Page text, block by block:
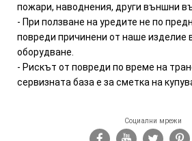
пожари, наводнения, други външни
- При ползване на уредите не по
повреди причинени от наше изделие
оборудване.
- Рискът от повреди по време на
сервизната база е за сметка на
Социални мрежи